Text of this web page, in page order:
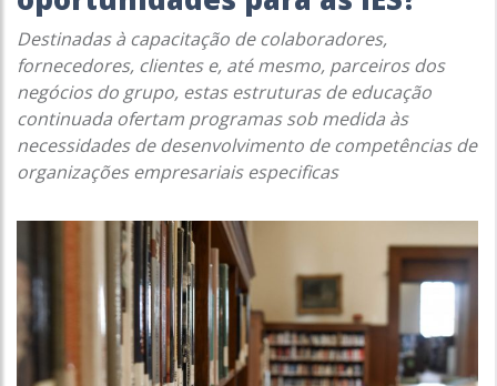
Destinadas à capacitação de colaboradores,
fornecedores, clientes e, até mesmo, parceiros dos
negócios do grupo, estas estruturas de educação
continuada ofertam programas sob medida às
necessidades de desenvolvimento de competências de
organizações empresariais especificas